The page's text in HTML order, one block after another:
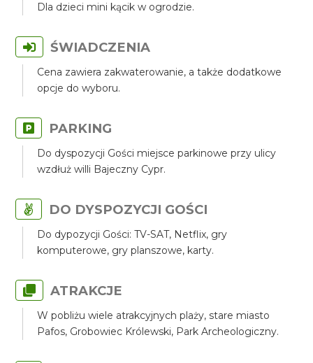
Dla dzieci mini kącik w ogrodzie.
ŚWIADCZENIA
Cena zawiera zakwaterowanie, a także dodatkowe
opcje do wyboru.
PARKING
Do dyspozycji Gości miejsce parkinowe przy ulicy
wzdłuż willi Bajeczny Cypr.
DO DYSPOZYCJI GOŚCI
Do dypozycji Gości: TV-SAT, Netflix, gry
komputerowe, gry planszowe, karty.
ATRAKCJE
W pobliżu wiele atrakcyjnych plaży, stare miasto
Pafos, Grobowiec Królewski, Park Archeologiczny.